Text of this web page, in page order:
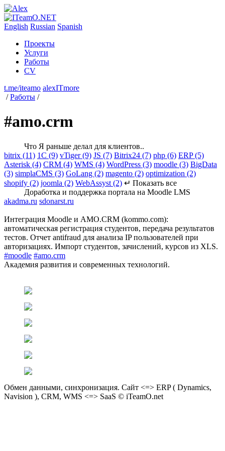
English Russian Spanish
Проекты
Услуги
Работы
CV
t.me/iteamo alexITmore
/ Работы /
#amo.crm
Что Я раньше делал для клиентов..
bitrix (11) 1C (9) vTiger (9) JS (7) Bitrix24 (7) php (6) ERP (5)
Asterisk (4) CRM (4) WMS (4) WordPress (3) moodle (3) BigData
(3) simplaCMS (3) GoLang (2) magento (2) optimization (2)
shopify (2) joomla (2) WebAssyst (2) ↵ Показать все
Доработка и поддержка портала на Moodle LMS
akadma.ru sdonarst.ru
Интеграция Moodle и AMO.CRM (kommo.com):
автоматическая регистрация студентов, передача результатов
тестов. Отчет antifraud для анализа IP пользователей при
авторизациях. Импорт студентов, зачислений, курсов из XLS.
#moodle #amo.crm
Академия развития и современных технологий.
Обмен данными, синхронизация. Сайт <=> ERP ( Dynamics,
Navision ), CRM, WMS <=> SaaS © iTeamO.net